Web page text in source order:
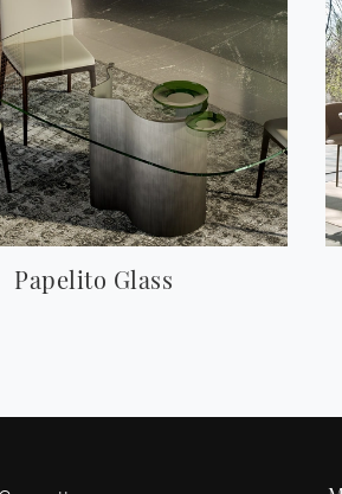
Papelito Glass